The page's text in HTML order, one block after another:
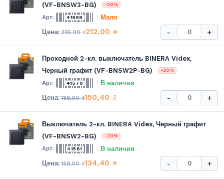
(VF-BNSW3-BG)
-20%
41559 Мало
265,00₴212,00 ₴ - +
Проходной 2-кл. выключатель BINERA Videx,
Черный графит (VF-BNSW2P-BG)
-20%
41570 В наличии
188,00₴150,40 ₴ - +
Выключатель 2-кл. BINERA Videx, Черный графит
(VF-BNSW2-BG)
-20%
41561 В наличии
168,00₴134,40 ₴ - +